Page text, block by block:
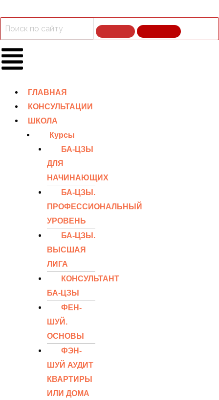
ГЛАВНАЯ
КОНСУЛЬТАЦИИ
ШКОЛА
Курсы
БА-ЦЗЫ
ДЛЯ
НАЧИНАЮЩИХ
БА-ЦЗЫ.
ПРОФЕССИОНАЛЬНЫЙ
УРОВЕНЬ
БА-ЦЗЫ.
ВЫСШАЯ
ЛИГА
КОНСУЛЬТАНТ
БА-ЦЗЫ
ФЕН-
ШУЙ.
ОСНОВЫ
ФЭН-
ШУЙ АУДИТ
КВАРТИРЫ
ИЛИ ДОМА